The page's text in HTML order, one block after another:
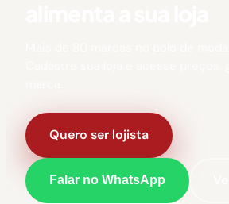
Quero ser lojista
Falar no WhatsApp